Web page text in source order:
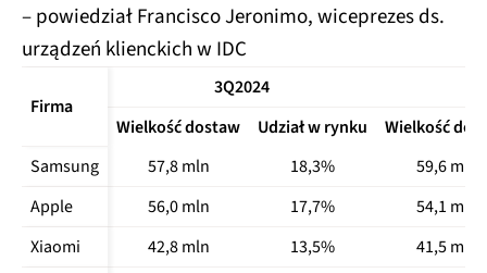
– powiedział Francisco Jeronimo, wiceprezes ds.
urządzeń klienckich w IDC
Firma
3Q2024
Wielkość dostaw
Udział w rynku
Wielkość
Samsung
57,8 mln 18,3%
59,6 mln
Apple
56,0 mln 17,7%
54,1 mln
Xiaomi
42,8 mln 13,5%
41,5 mln